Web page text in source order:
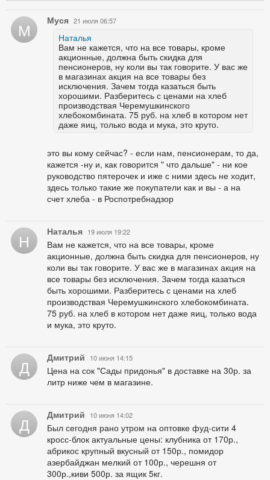
М Муся 21 июля 06:57
Наталья
Вам не кажется, что на все товары, кроме
акционные, должна быть скидка для
пенсионеров, ну коли вы так говорите. У вас же
в магазинах акция на все товары без
исключения. Зачем тогда казаться быть
хорошими. Разберитесь с ценами на хлеб
производствая Черемушкинского
хлебокомбината. 75 руб. на хлеб в котором нет
даже яиц, только вода и мука, это круто.
это вы кому сейчас? - если нам, пенсионерам, то да,
кажется -ну и, как говорится " что дальше" - ни кое
руководство пятерочек и иже с ними здесь не ходит,
здесь только такие же покупатели как и вы - а на
счет хлеба - в Роспотребнадзор
Н Наталья 19 июля 19:22
Вам не кажется, что на все товары, кроме
акционные, должна быть скидка для пенсионеров, ну
коли вы так говорите. У вас же в магазинах акция на
все товары без исключения. Зачем тогда казаться
быть хорошими. Разберитесь с ценами на хлеб
производствая Черемушкинского хлебокомбината.
75 руб. на хлеб в котором нет даже яиц, только вода
и мука, это круто.
Д Дмитрий 10 июня 14:15
Цена на сок "Сады придонья" в доставке на 30р. за
литр ниже чем в магазине.
Д Дмитрий 10 июня 14:02
Был сегодня рано утром на оптовке фуд-сити 4
кросс-блок актуальные цены: клубника от 170р.,
абрикос крупный вкусный от 150р., помидор
азербайджан мелкий от 100р., черешня от
300р.,киви 500р. за ящик 5кг.